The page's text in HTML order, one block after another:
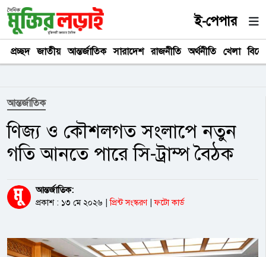
ই-পেপার
প্রচ্ছদ জাতীয় আন্তর্জাতিক সারাদেশ রাজনীতি অর্থনীতি খেলা
আন্তর্জাতিক
ণিজ্য ও কৌশলগত সংলাপে নতুন
গতি আনতে পারে সি-ট্রাম্প বৈঠক
আন্তর্জাতিক:
প্রকাশ : ১৩ মে ২০২৬ প্রিন্ট সংস্করণ ফটো কার্ড